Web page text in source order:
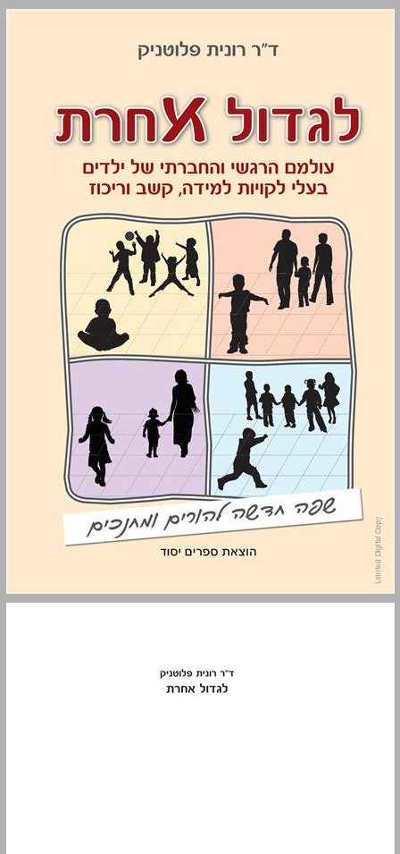
לגדול אחרת: עולמם הרגשי והחברתי של ילדים בעלי לקויות למידה, קשב וריכוז ... 0